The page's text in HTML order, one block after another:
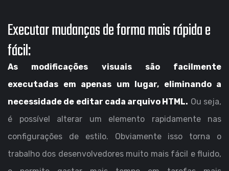
Executar mudanças de forma mais rápida e
fácil:
As modificações visuais são facilmente
executadas em apenas um lugar, eliminando a
necessidade de editar cada arquivo HTML. Ou seja,
é possível alterar um elemento rapidamente nas
configurações de estilo. Obviamente isso torna o
trabalho dos desenvolvedores muito mais fácil e fluido,